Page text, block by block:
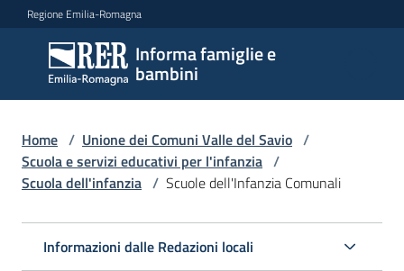
Vai al contenuto
Vai alla navigazione
Vai al footer
Regione Emilia-Romagna
Informa famiglie e
bambini
Informa
famiglie
e
bambini
Home / Unione dei Comuni Valle del Savio /
Scuola e servizi educativi per l'infanzia /
Scuola dell'infanzia / Scuole dell'Infanzia Comunali
Informazioni dalle Redazioni locali